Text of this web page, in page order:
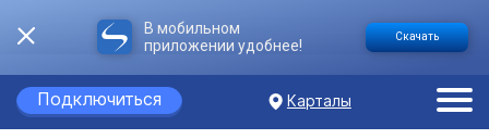
В мобильном
приложении удобнее!
Скачать
Подключиться Карталы